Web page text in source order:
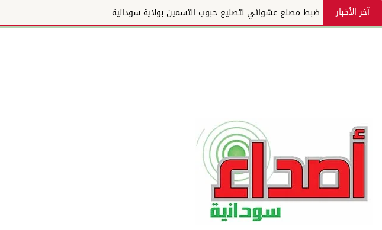
آخر الأخبار ضبط مصنع عشوائي لتصنيع حبوب التسمين بولاية سودانية